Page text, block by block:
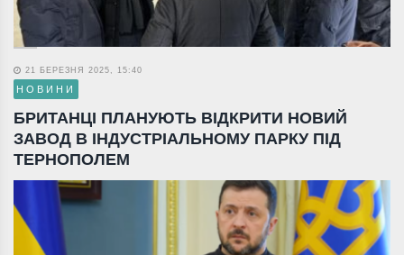
21 БЕРЕЗНЯ 2025, 15:40
НОВИНИ
БРИТАНЦІ ПЛАНУЮТЬ ВІДКРИТИ НОВИЙ
ЗАВОД В ІНДУСТРІАЛЬНОМУ ПАРКУ ПІД
ТЕРНОПОЛЕМ